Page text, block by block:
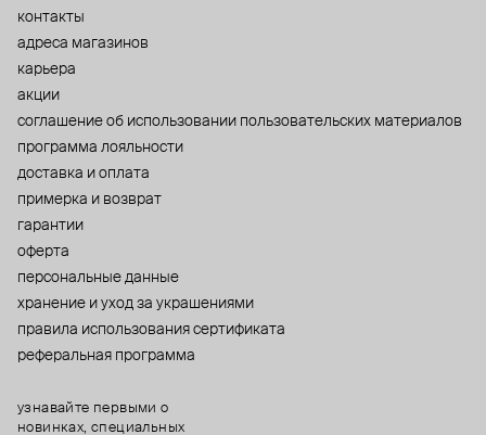
контакты
адреса магазинов
карьера
акции
cоглашение об использовании пользовательских материалов
программа лояльности
доставка и оплата
примерка и возврат
гарантии
оферта
персональные данные
хранение и уход за украшениями
правила использования сертификата
реферальная программа
узнавайте первыми о
новинках, специальных